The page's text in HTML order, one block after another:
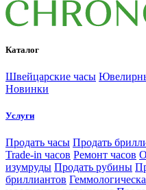
Каталог
Швейцарские часы
Новинки
Услуги
Продать часы Продать
Trade-in часов Ремонт часов
изумруды Продать рубины
бриллиантов